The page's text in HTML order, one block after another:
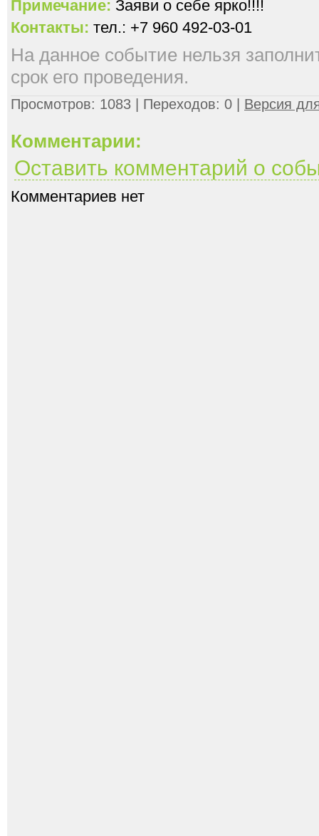
Примечание: Заяви о себе ярко!!!!
Контакты: тел.: +7 960 492-03-01
На данное событие нельзя
срок его проведения.
Просмотров: 1083 | Переходов: 0 | Версия
Комментарии:
Оставить комментарий о
Комментариев нет